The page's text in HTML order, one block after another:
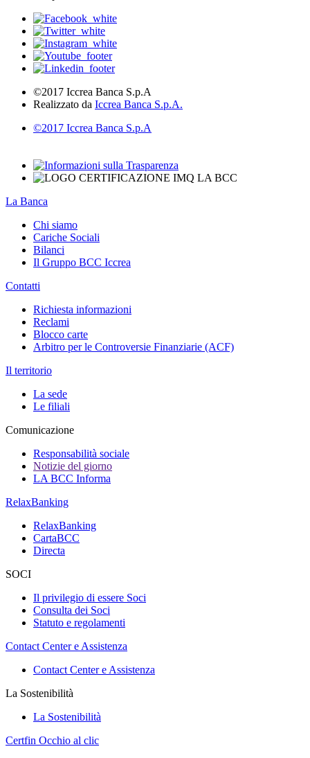
©2017 Iccrea Banca S.p.A
Realizzato da Iccrea Banca S.p.A.
©2017 Iccrea Banca S.p.A
La Banca
Chi siamo
Cariche Sociali
Bilanci
Il Gruppo BCC Iccrea
Contatti
Richiesta informazioni
Reclami
Blocco carte
Arbitro per le Controversie Finanziarie (ACF)
Il territorio
La sede
Le filiali
Comunicazione
Responsabilità sociale
Notizie del giorno
LA BCC Informa
RelaxBanking
RelaxBanking
CartaBCC
Directa
SOCI
Il privilegio di essere Soci
Consulta dei Soci
Statuto e regolamenti
Contact Center e Assistenza
Contact Center e Assistenza
La Sostenibilità
La Sostenibilità
Certfin Occhio al clic